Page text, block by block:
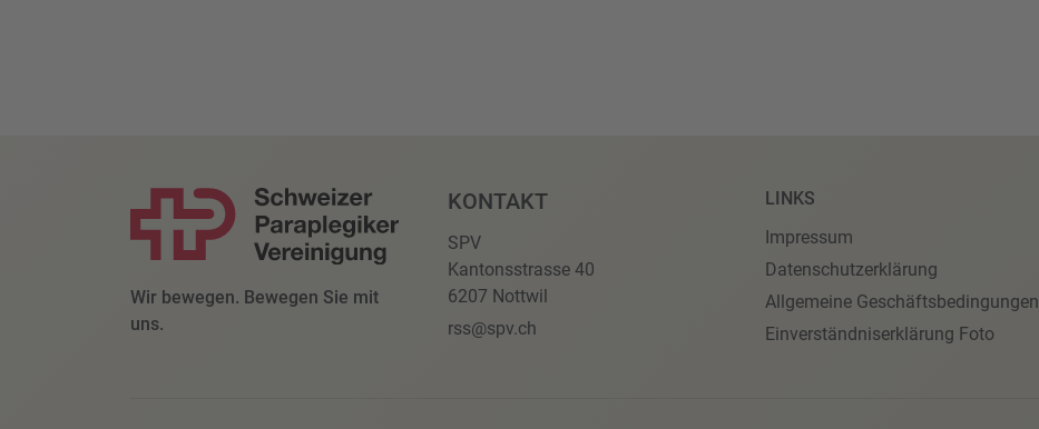
Wir bewegen. Bewegen Sie mit
uns.
KONTAKT
SPV
Kantonsstrasse 40
6207 Nottwil
rss@spv.ch
LINKS
Impressum
Datenschutzerklärung
Allgemeine Geschäftsbedingungen
Einverständniserklärung Foto